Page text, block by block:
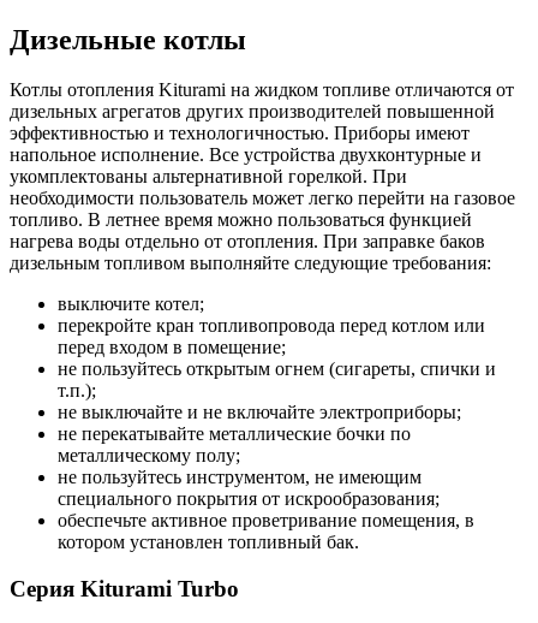
Дизельные котлы
Котлы отопления Kiturami на жидком топливе отличаются от
дизельных агрегатов других производителей повышенной
эффективностью и технологичностью. Приборы имеют
напольное исполнение. Все устройства двухконтурные и
укомплектованы альтернативной горелкой. При
необходимости пользователь может легко перейти на газовое
топливо. В летнее время можно пользоваться функцией
нагрева воды отдельно от отопления. При заправке баков
дизельным топливом выполняйте следующие требования:
выключите котел;
перекройте кран топливопровода перед котлом или
перед входом в помещение;
не пользуйтесь открытым огнем (сигареты, спички и
т.п.);
не выключайте и не включайте электроприборы;
не перекатывайте металлические бочки по
металлическому полу;
не пользуйтесь инструментом, не имеющим
специального покрытия от искрообразования;
обеспечьте активное проветривание помещения, в
котором установлен топливный бак.
Серия Kiturami Turbo